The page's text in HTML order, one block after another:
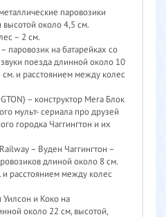
паровозики
высотой около 4,5 см.
– 2 см.
паровозик на батарейках со
поезда длинной около 10
и расстоянием между колес
– конструктор Мега Блок
мульт- сериала про друзей
городка Чаггингтон и их
– Вуден Чаггингтон –
длиной около 8 см.
и расстоянием между колес
Уилсон и Коко на
около 22 см, высотой,